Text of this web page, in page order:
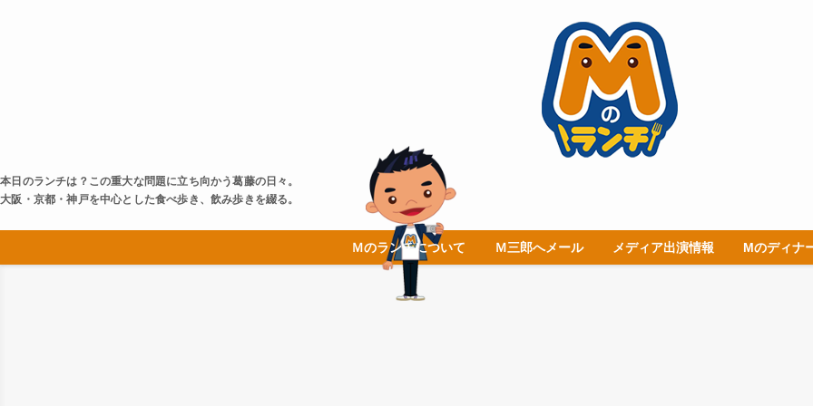
本日のランチは？この重大な問題に立ち向かう葛藤の日々。
大阪・京都・神戸を中心とした食べ歩き、飲み歩きを綴る。
Ｍのランチについて Ｍ三郎へメール メディア出演情報 Mのディナ